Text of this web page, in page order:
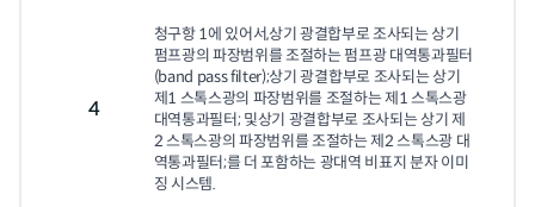
4
청구항 1에 있어서,상기 광결합부로 조사되는 상기
펌프광의 파장범위를 조절하는 펌프광 대역통과필터
(band pass filter);상기 광결합부로 조사되는 상기
제1 스톡스광의 파장범위를 조절하는 제1 스톡스광
대역통과필터; 및상기 광결합부로 조사되는 상기 제
2 스톡스광의 파장범위를 조절하는 제2 스톡스광 대
역통과필터;를 더 포함하는 광대역 비표지 분자 이미
징 시스템.